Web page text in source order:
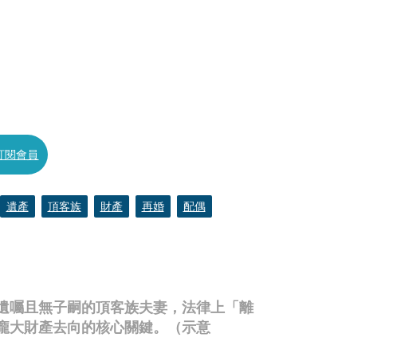
囑且無子嗣的頂客族夫妻，法律上「離
大財產去向的核心關鍵。（示意
閱會員
遺產 頂客族 財產 再婚
配偶